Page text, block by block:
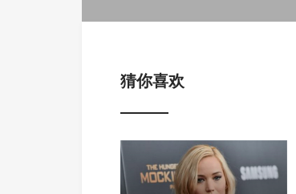
猜你喜欢